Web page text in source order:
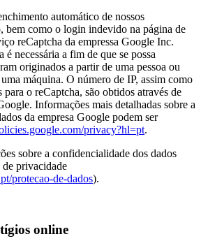
automático de nossos
bem como o login indevido na página de
reCaptcha da empressa Google Inc.
é necessária a fim de que se possa
originados a partir de uma pessoa ou
máquina. O número de IP, assim como
para o reCaptcha, são obtidos através de
Informações mais detalhadas sobre a
da empresa Google podem ser
privacy?hl=pt.
sobre a confidencialidade dos dados
de privacidade
protecao-de-dados).
online